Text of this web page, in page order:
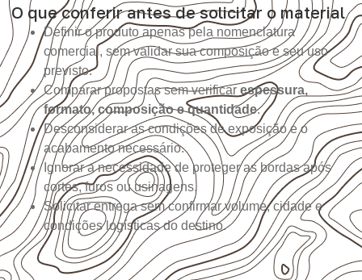
O que conferir antes de solicitar o material
Definir o produto apenas pela nomenclatura
comercial, sem validar sua composição e seu uso
previsto.
Comparar propostas sem verificar espessura,
formato, composição e quantidade.
Desconsiderar as condições de exposição e o
acabamento necessário.
Ignorar a necessidade de proteger as bordas após
cortes, furos ou usinagens.
Solicitar entrega sem confirmar volume, cidade e
condições logísticas do destino.